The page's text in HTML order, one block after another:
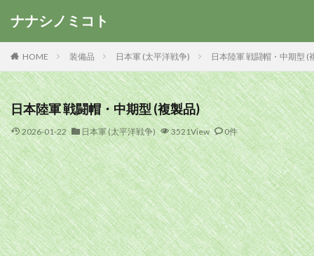
ナナシノミコト
HOME 装備品 日本軍 (太平洋戦争) 日本陸軍 戦闘帽・中期型 (
日本陸軍 戦闘帽・中期型 (複製品)
2026-01-22 日本軍 (太平洋戦争) 3521View 0件